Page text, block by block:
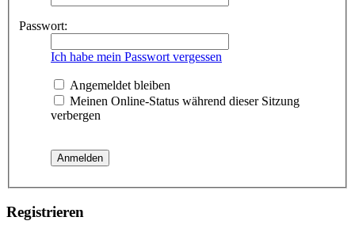
Passwort:
Ich habe mein Passwort vergessen
Angemeldet bleiben
Meinen Online-Status während dieser Sitzung
verbergen
Registrieren